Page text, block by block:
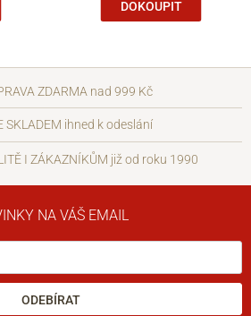
DOKOUPIT
ZDARMA nad 999 Kč
SKLADEM ihned k odeslání
I ZÁKAZNÍKŮM již od roku 1990
NA VÁŠ EMAIL
ODEBÍRAT